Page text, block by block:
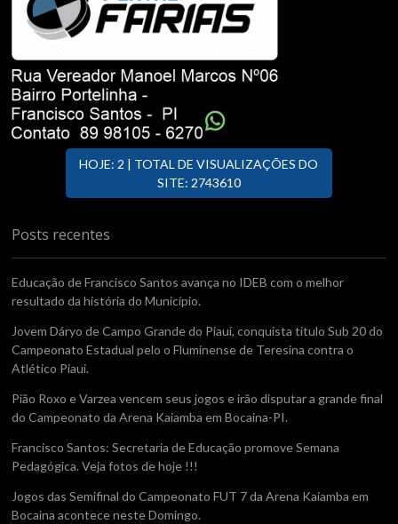
HOJE: 2 | TOTAL DE VISUALIZAÇÕES DO
SITE: 2743610
Posts recentes
Educação de Francisco Santos avança no IDEB com o melhor
resultado da história do Município.
Jovem Dáryo de Campo Grande do Piauí, conquista titulo Sub 20 do
Campeonato Estadual pelo o Fluminense de Teresina contra o
Atlético Piaui.
Pião Roxo e Varzea vencem seus jogos e irão disputar a grande final
do Campeonato da Arena Kaiamba em Bocaina-PI.
Francisco Santos: Secretaria de Educação promove Semana
Pedagógica. Veja fotos de hoje !!!
Jogos das Semifinal do Campeonato FUT 7 da Arena Kaiamba em
Bocaina acontece neste Domingo.